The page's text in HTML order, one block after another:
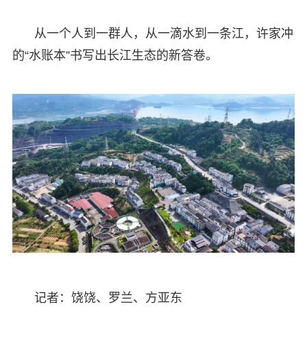
从一个人到一群人，从一滴水到一条江，许家冲
的“水账本”书写出长江生态的新答卷。
记者：饶饶、罗兰、方亚东